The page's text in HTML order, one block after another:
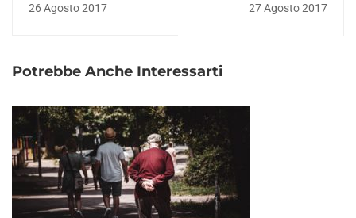
fabbisogno e
26 Agosto 2017
davvero utili?
27 Agosto 2017
Potrebbe Anche Interessarti